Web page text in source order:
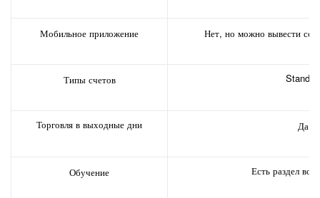
Мобильное приложение Нет, но можно вывести
Типы счетов Standart
Торговля в выходные дни Да
Обучение Есть раздел